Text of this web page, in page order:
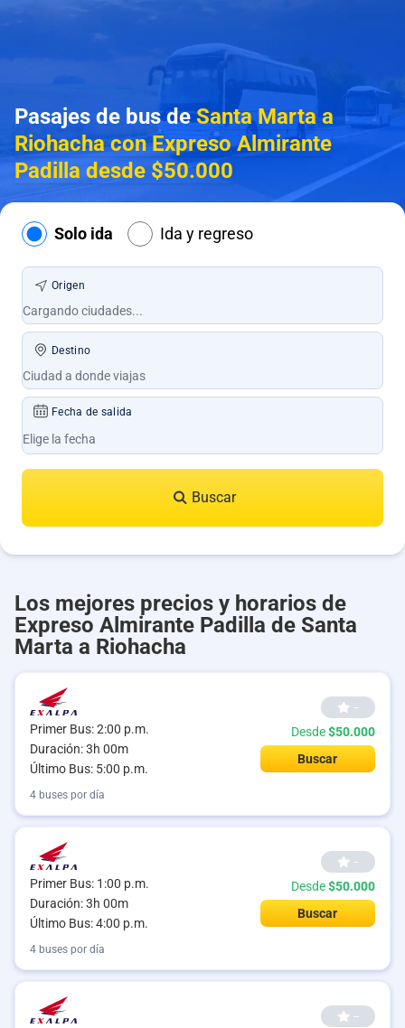
Pasajes de bus deSanta Marta a
Riohacha con Expreso Almirante
Padilla desde $50.000
Solo ida Ida y regreso
Origen
Destino
Fecha de salida
Buscar
Los mejores precios y horarios de
Expreso Almirante Padilla de Santa
Marta a Riohacha
Primer Bus: 2:00 p.m.
Duración: 3h 00m
Último Bus: 5:00 p.m.
--
Desde$50.000
Buscar
4 buses por día
Primer Bus: 1:00 p.m.
Duración: 3h 00m
Último Bus: 4:00 p.m.
--
Desde$50.000
Buscar
4 buses por día
--